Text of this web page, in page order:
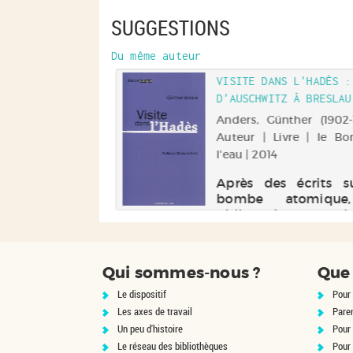
SUGGESTIONS
Du même auteur
VISITE DANS L'HADÈS :
D'AUSCHWITZ À
Anders, Günther (1902-
Auteur | Livre | le
l'eau | 2014
Après des écrits
bombe
philosophe
XXe siècle
s'interrogeant
camps
nazis.
l'ouvrage est
d'un journ...
Qui sommes-nous ?
Le dispositif
Les axes de travail
Un peu d'histoire
Le réseau des bibliothèques